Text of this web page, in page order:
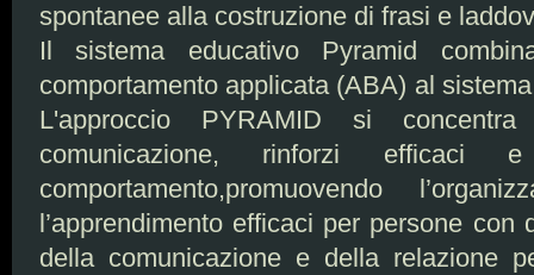
spontanee alla costruzione di frasi e
Il sistema educativo Pyramid
comportamento applicata (ABA) al
L'approccio PYRAMID si
comunicazione, rinforzi efficaci
comportamento,promuovendo
l’apprendimento efficaci per persone
della comunicazione e della relazione